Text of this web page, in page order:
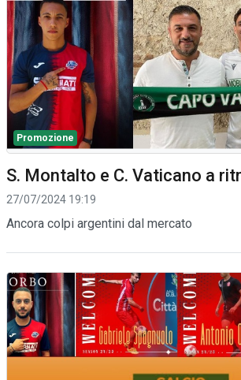
Promozione
S. Montalto e C. Vaticano a
27/07/2024 19:19
Ancora colpi argentini dal mercato